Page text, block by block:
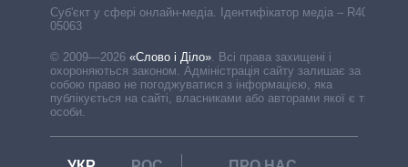
Cуб'єкт у сфері онлайн-медіа. Ідентифікатор медіа – R40-
05063
© 2009—2026 «Слово і Діло». Всі права захищені і
охороняються законом. Адміністрація сайту залишає за
собою право не погоджуватися з інформацією, яка
публікується на сайті, власниками або авторами якої є треті
особи.